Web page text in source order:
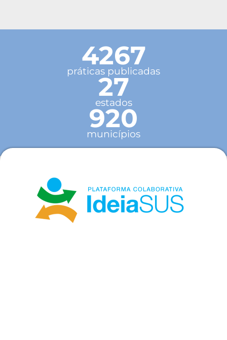
4267
práticas publicadas
27
estados
920
municípios